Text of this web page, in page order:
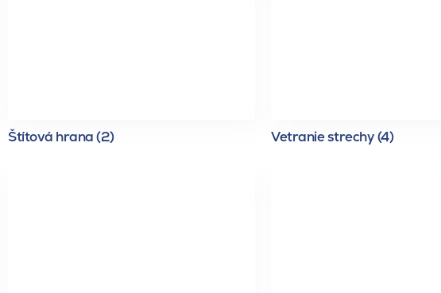
Štítová hrana (2) Vetranie strechy (4)